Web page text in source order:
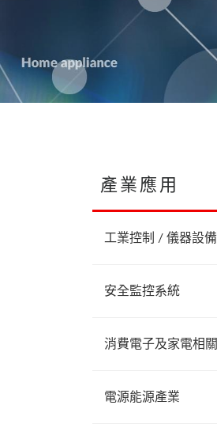
產業應用
工業控制 / 儀器設備
安全監控系統
消費電子及家電相關
電源能源產業